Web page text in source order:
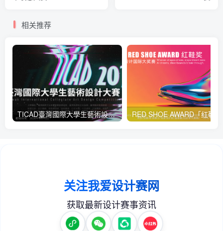
相关推荐
TICAD臺灣國際大學生藝術設計大賽